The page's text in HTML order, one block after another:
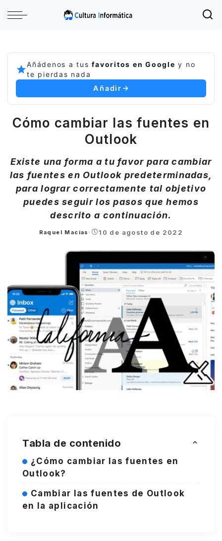
Añádenos a tusfavoritos en Google y no
te pierdas nada
Añadir
Cómo cambiar las fuentes en
Outlook
Existe una forma a tu favor para cambiar
las fuentes en Outlook predeterminadas,
para lograr correctamente tal objetivo
puedes seguir los pasos que hemos
descrito a continuación.
Posted
Raquel Macias 10 de agosto de 2022
Tabla de contenido
¿Cómo cambiar las fuentes en
Outlook?
Cambiar las fuentes de Outlook
en la aplicación